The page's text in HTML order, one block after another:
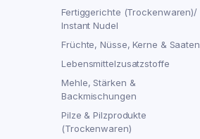
Fertiggerichte (Trockenwaren)/
Instant Nudel
Früchte, Nüsse, Kerne & Saaten
Lebensmittelzusatzstoffe
Mehle, Stärken &
Backmischungen
Pilze & Pilzprodukte
(Trockenwaren)